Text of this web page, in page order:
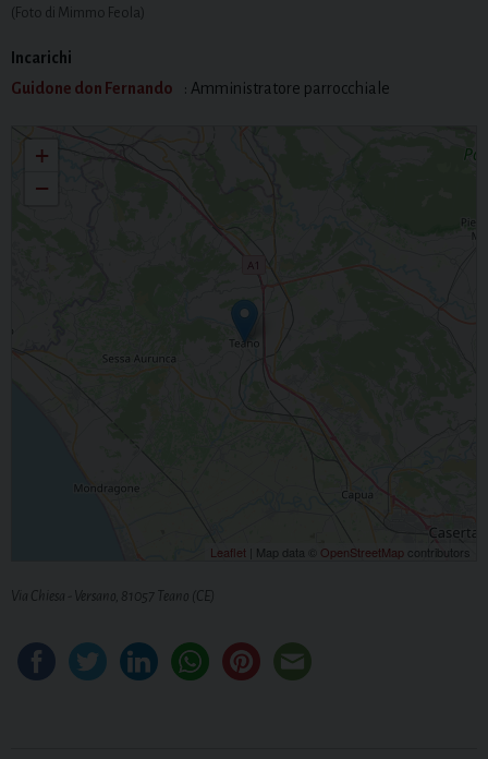
(Foto di Mimmo Feola)
Incarichi
Guidone don Fernando
: Amministratore parrocchiale
+
−
Leaflet | Map data © OpenStreetMap contributors
Via Chiesa - Versano, 81057 Teano (CE)